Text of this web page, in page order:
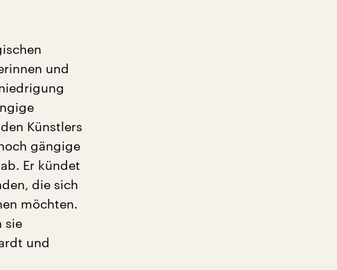
und
Künstlers
gängige
Er kündet
die sich
möchten.
sie
und